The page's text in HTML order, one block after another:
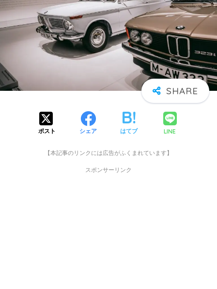
ポスト シェア はてブ LINE
【本記事のリンクには広告がふくまれています】
スポンサーリンク